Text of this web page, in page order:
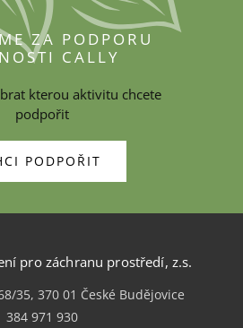
ZA PODPORU
CALLY
kterou aktivitu chcete
podpořit
PODPOŘIT
pro záchranu prostředí, z.s.
35, 370 01 České Budějovice
384 971 930